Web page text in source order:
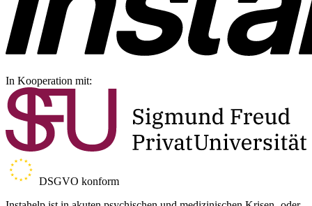
In Kooperation mit:
DSGVO konform